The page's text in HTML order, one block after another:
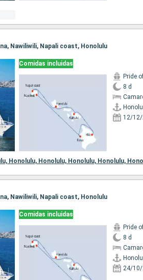
Nawiliwili, Napali coast, Honolulu
Comidas incluidas
Pride
8 d
12/
Honolulu, Honolulu, Honolulu, Honolulu,
Nawiliwili, Napali coast, Honolulu
Comidas incluidas
Pride
8 d
24/10/